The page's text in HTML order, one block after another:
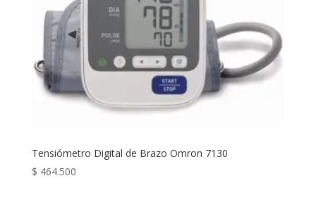
Tensiómetro Digital de Brazo Omron 7130
$ 464.500